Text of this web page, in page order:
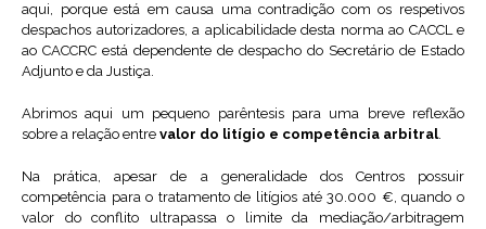
aqui, porque está em causa uma contradição com os respetivos
despachos autorizadores, a aplicabilidade desta norma ao CACCL e
ao CACCRC está dependente de despacho do Secretário de Estado
Adjunto e da Justiça.
Abrimos aqui um pequeno parêntesis para uma breve reflexão
sobre a relação entre valor do litígio e competência arbitral.
Na prática, apesar de a generalidade dos Centros possuir
competência para o tratamento de litígios até 30.000 €, quando o
valor do conflito ultrapassa o limite da mediação/arbitragem